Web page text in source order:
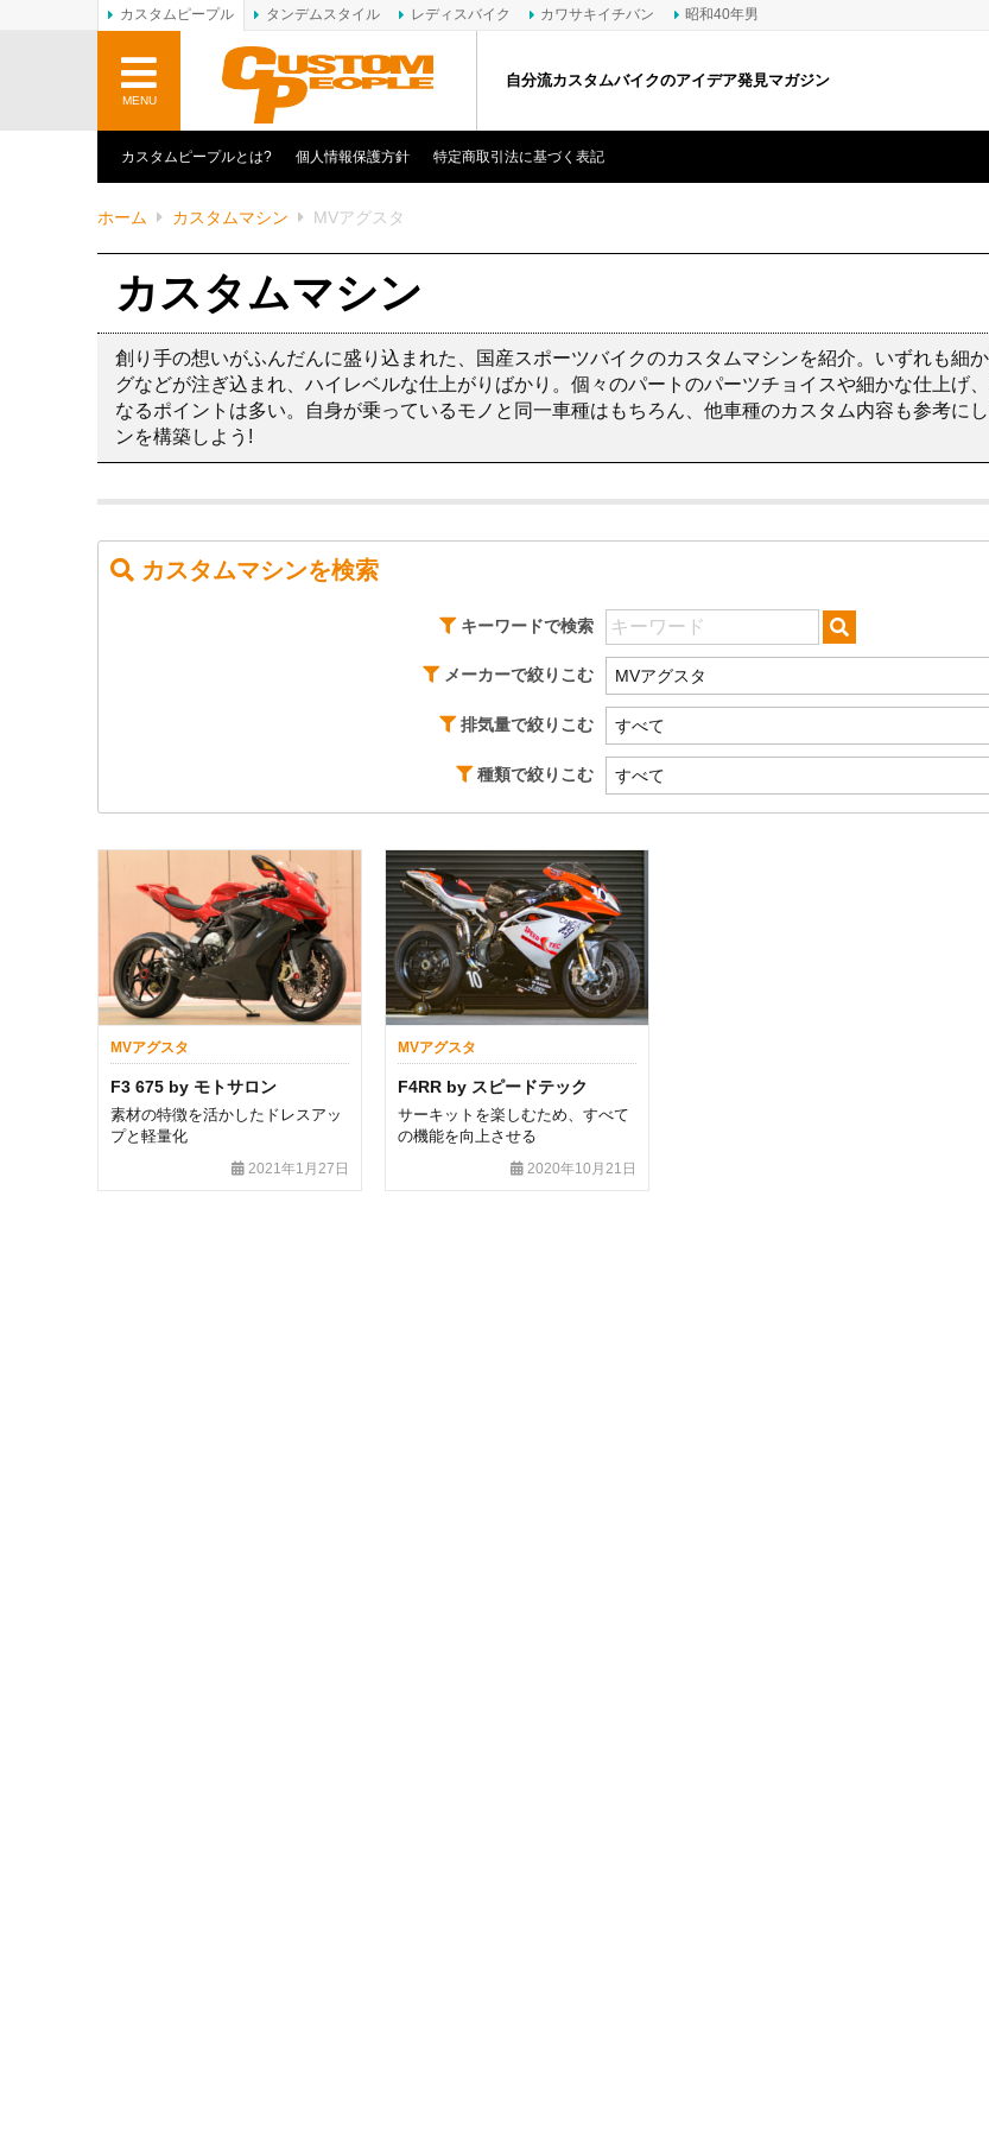
カスタムピープルとは? 個人情報保護方針 特定商取引法に基づく表記
ホーム カスタムマシン MVアグスタ
カスタムマシン
創り手の想いがふんだんに盛り込まれた、国産スポーツバイクのカスタムマシンを紹介。いずれも細
グなどが注ぎ込まれ、ハイレベルな仕上がりばかり。個々のパートのパーツチョイスや細かな仕上げ
なるポイントは多い。自身が乗っているモノと同一車種はもちろん、他車種のカスタム内容も参考に
ンを構築しよう!
カスタムマシンを検索
キーワードで検索
メーカーで絞りこむ
排気量で絞りこむ
種類で絞りこむ
MVアグスタ
F3 675 by モトサロン
素材の特徴を活かしたドレスアッ
プと軽量化
2021年1月27日
MVアグスタ
F4RR by スピードテック
サーキットを楽しむため、すべて
の機能を向上させる
2020年10月21日
カスタムピープル タンデムスタイル レディスバイク カワサキイチバン 昭和40年男
MENU
自分流カスタムバイクのアイデア発見マガジン